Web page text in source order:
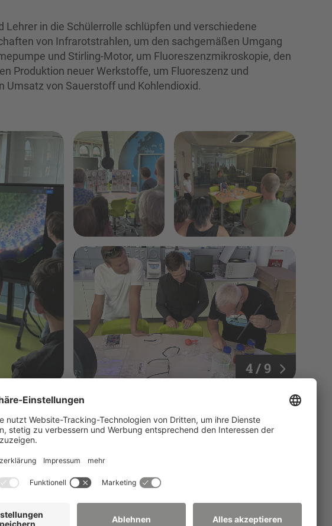
in die Schülerrolle schlüpfen und verschiedene
von Infrarotstrahlen, um den sachgemäßen Umgang
und Stirling-Motor, um Fluoreszenzmikroskopie, den
Produktion neuer Werkstoffe, um Fluoreszenz und
Umsatz von Sauerstoff und Kohlendioxid.
4 / 9
natürlich auch gleich ein Termin für einen Besuch
Innenstadt festgelegt. Wir sind sicher, dass diese genauso
Lehrer.